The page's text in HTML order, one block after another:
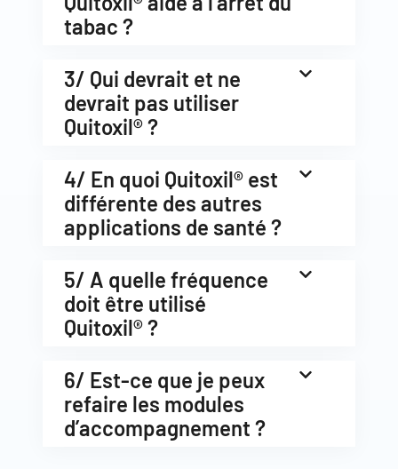
tabac ?
3/ Qui devrait et ne
devrait pas utiliser
Quitoxil® ?
4/ En quoi Quitoxil® est
différente des autres
applications de santé ?
5/ A quelle fréquence
doit être utilisé
Quitoxil® ?
6/ Est-ce que je peux
refaire les modules
d’accompagnement ?